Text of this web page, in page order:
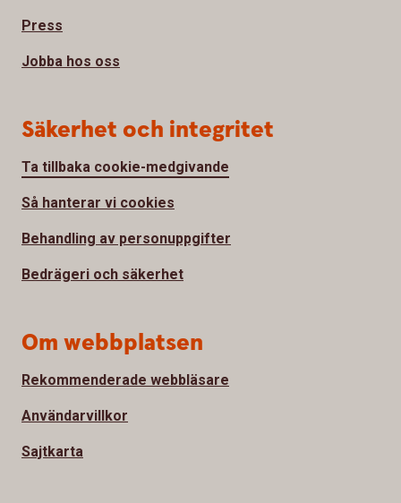
Press
Jobba hos oss
Säkerhet och integritet
Ta tillbaka cookie-medgivande
Så hanterar vi cookies
Behandling av personuppgifter
Bedrägeri och säkerhet
Om webbplatsen
Rekommenderade webbläsare
Användarvillkor
Sajtkarta